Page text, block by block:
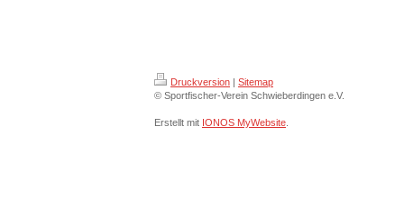
Druckversion | Sitemap
© Sportfischer-Verein Schwieberdingen e.V.
Erstellt mit IONOS MyWebsite